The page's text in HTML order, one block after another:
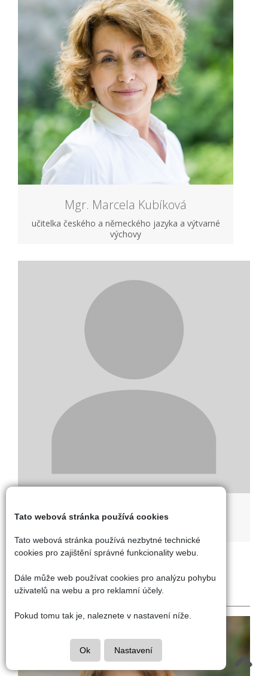
Mgr. Marcela Kubíková
učitelka českého a německého jazyka a výtvarné
výchovy
Bc. Ondřej Pekelský
Speciální pedagogové,
školní psycholog a
asistenti pedagoga
Tato webová stránka používá cookies
Tato webová stránka používá nezbytné technické
cookies pro zajištění správné funkcionality webu.
Dále může web používat cookies pro analýzu pohybu
uživatelů na webu a pro reklamní účely.
Pokud tomu tak je, naleznete v nastavení níže.
Ok Nastavení